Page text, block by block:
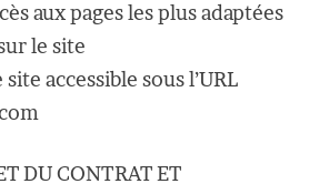
aux pages les plus adaptées
le site
accessible sous l’URL
DU CONTRAT ET